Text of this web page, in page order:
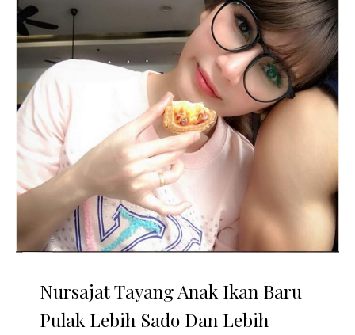
Nursajat Tayang Anak Ikan Baru
Pulak Lebih Sado Dan Lebih